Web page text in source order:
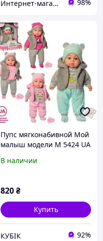
Интернет-магазин детских товаров и игрушек Kids_play_shop 98%
Пупс мягконабивной Мой
малыш модели M 5424 UA
В наличии
820₴
Купить
КУБІК 92%